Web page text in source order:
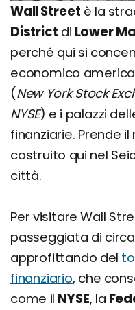
Wall Street è la
District di Lower
perché qui si
economico
(New York Stock
NYSE) e i palazzi
finanziarie. Prende
costruito qui nel
città.
Per visitare Wall
passeggiata di
approfittando del
finanziario, che
come il NYSE, la